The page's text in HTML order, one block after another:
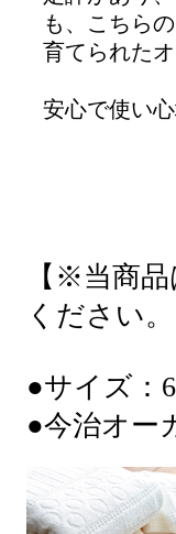
も、こちら
育てられた
安心で使い
【※当商
ください。
●サイズ：
●今治オ